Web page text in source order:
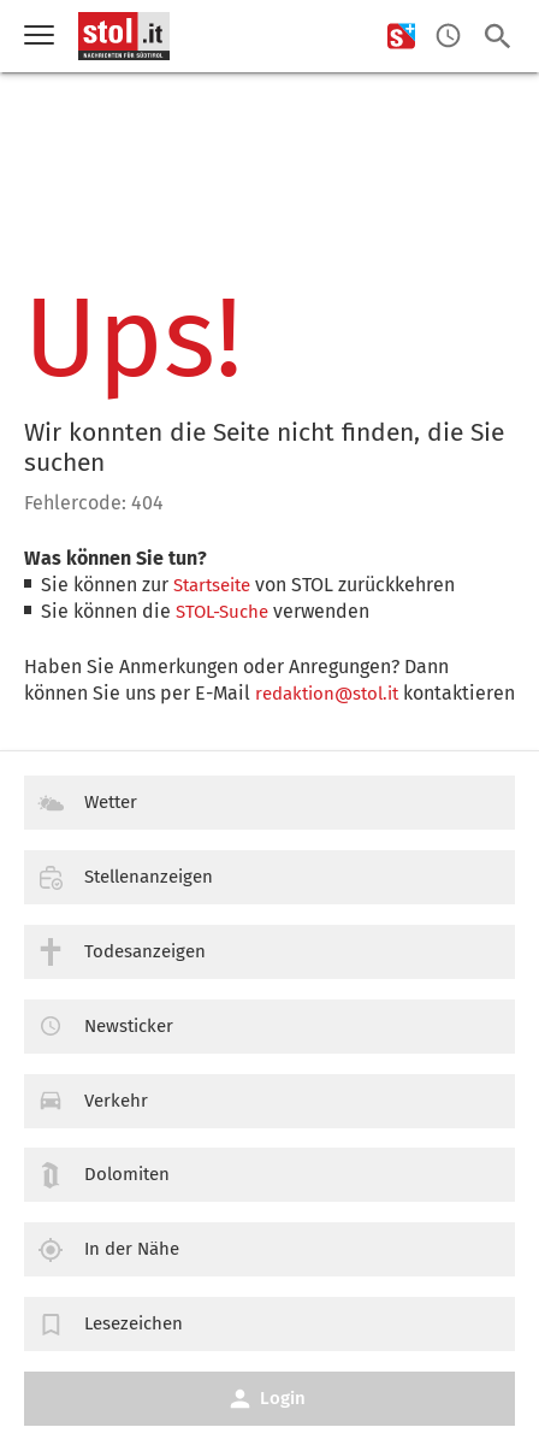
Ups!
Wir konnten die Seite nicht finden, die Sie
suchen
Fehlercode: 404
Was können Sie tun?
Sie können zurStartseite von STOL zurückkehren
Sie können dieSTOL-Suche verwenden
Haben Sie Anmerkungen oder Anregungen? Dann
können Sie uns per E-Mail redaktion@stol.itkontaktieren
Wetter
Stellenanzeigen
Todesanzeigen
Newsticker
Verkehr
Dolomiten
In der Nähe
Lesezeichen
Login